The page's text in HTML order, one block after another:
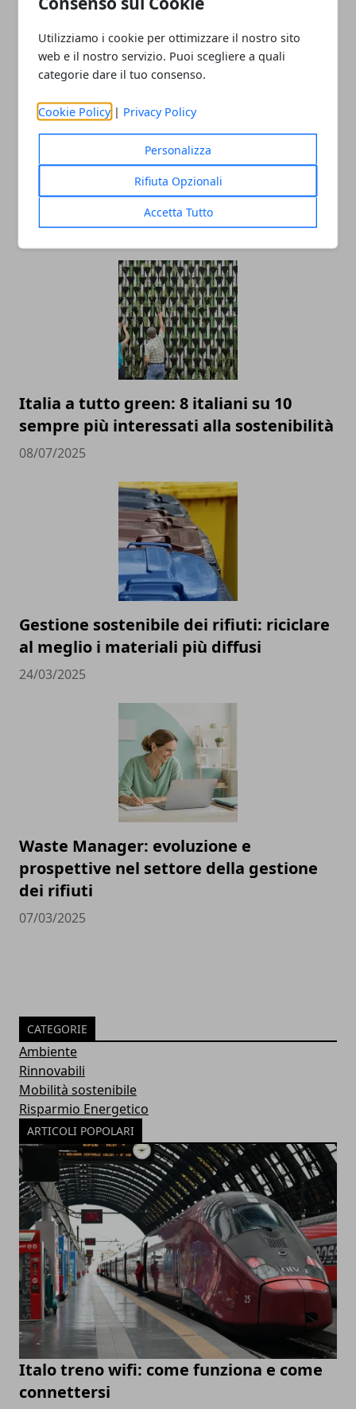
Utilizziamo i cookie per ottimizzare il nostro sito
web e il nostro servizio. Puoi scegliere a quali
categorie dare il tuo consenso.
Cookie Policy | Privacy Policy
Personalizza
Rifiuta Opzionali
Accetta Tutto
Redazione
ARTICOLI CORRELATI
Italia a tutto green: 8 italiani su 10
sempre più interessati alla sostenibilità
08/07/2025
Gestione sostenibile dei rifiuti: riciclare
al meglio i materiali più diffusi
24/03/2025
Waste Manager: evoluzione e
prospettive nel settore della gestione
dei rifiuti
07/03/2025
CATEGORIE
Ambiente
Rinnovabili
Mobilità sostenibile
Risparmio Energetico
ARTICOLI POPOLARI
Italo treno wifi: come funziona e come
connettersi